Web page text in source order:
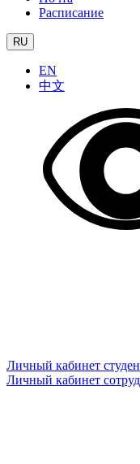
Расписание
RU
EN
中文
Личный кабинет
Личный кабинет